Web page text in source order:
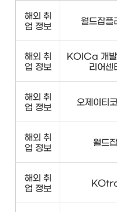
해외 취
업 정보
월드잡플
해외 취
업 정보
KOICa 개발
리어센
해외 취
업 정보
오제이티
해외 취
업 정보
월드잡
해외 취
업 정보